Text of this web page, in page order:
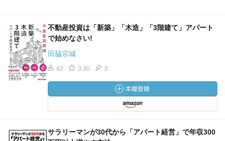
不動産投資は「新築」「木造」「3階建て」アパート
で始めなさい!
田脇宗城
42 3.30 3
サラリーマンが30代から「アパート経営」で年収300